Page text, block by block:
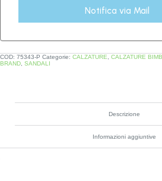
Notifica via Mail
COD: 75343-P Categorie: CALZATURE CALZATURE
BRAND SANDALI
Descrizione
Informazioni aggiuntive